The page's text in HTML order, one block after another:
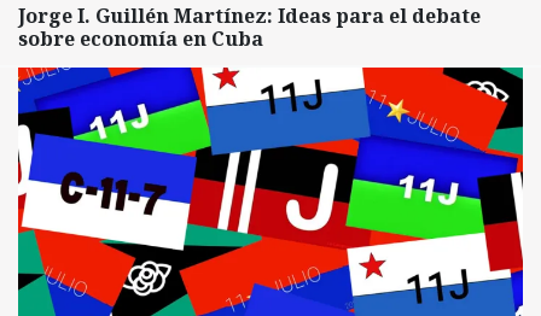
Jorge I. Guillén Martínez: Ideas para el debate
sobre economía en Cuba